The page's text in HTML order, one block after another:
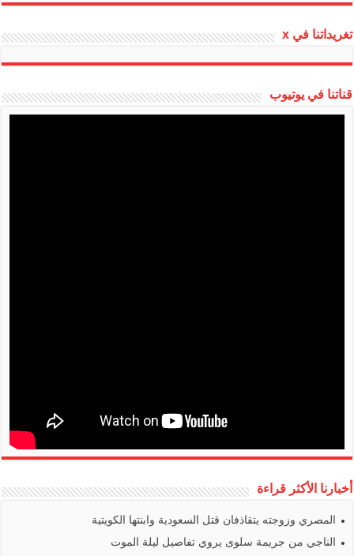
تغريداتنا في x
قناتنا في يوتيوب
أخبارنا الأكثر قراءة
المصري وزوجته يتقاذفان قتل السعودية وابنتها الكويتية
الناجي من جريمة سلوى يروي تفاصيل ليلة الموت